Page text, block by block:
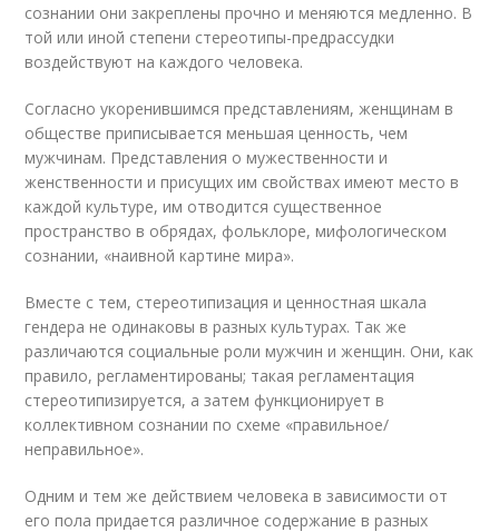
сознании они закреплены прочно и меняются медленно. В
той или иной степени стереотипы-предрассудки
воздействуют на каждого человека.
Согласно укоренившимся представлениям, женщинам в
обществе приписывается меньшая ценность, чем
мужчинам. Представления о мужественности и
женственности и присущих им свойствах имеют место в
каждой культуре, им отводится существенное
пространство в обрядах, фольклоре, мифологическом
сознании, «наивной картине мира».
Вместе с тем, стереотипизация и ценностная шкала
гендера не одинаковы в разных культурах. Так же
различаются социальные роли мужчин и женщин. Они, как
правило, регламентированы; такая регламентация
стереотипизируется, а затем функционирует в
коллективном сознании по схеме «правильное/
неправильное».
Одним и тем же действием человека в зависимости от
его пола придается различное содержание в разных